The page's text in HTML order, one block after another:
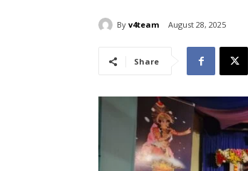
By v4team August 28, 2025
Share